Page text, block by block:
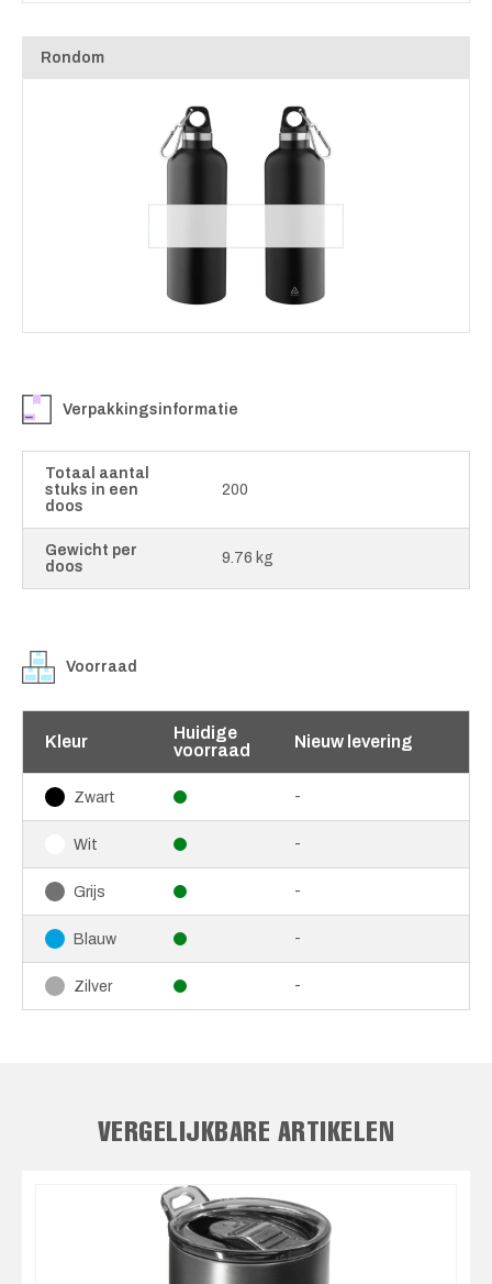
Rondom
Verpakkingsinformatie
Totaal aantal
stuks in een
doos
200
Gewicht per
doos
9.76 kg
Voorraad
Kleur
Huidige
voorraad
Nieuw levering
Zwart -
Wit -
Grijs -
Blauw -
Zilver -
VERGELIJKBARE ARTIKELEN